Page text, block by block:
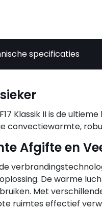
specificaties
Klassik II is de
convectiewarmte,
Afgifte en
De warme
Met
ruimtes effectief